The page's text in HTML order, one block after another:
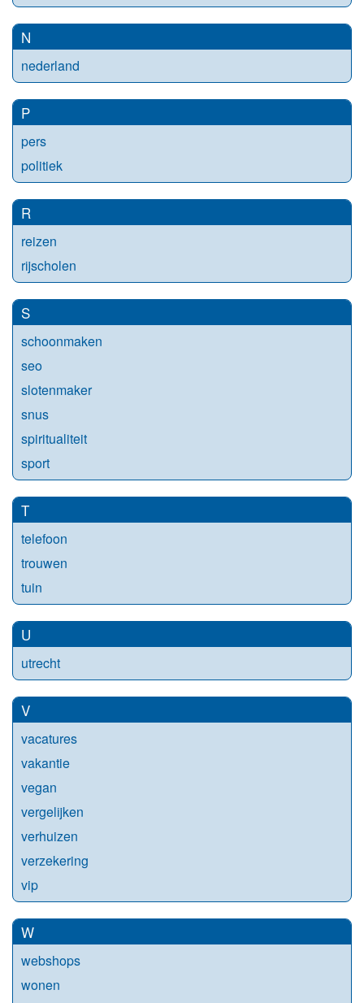
N
nederland
P
pers
politiek
R
reizen
rijscholen
S
schoonmaken
seo
slotenmaker
snus
spiritualiteit
sport
T
telefoon
trouwen
tuin
U
utrecht
V
vacatures
vakantie
vegan
vergelijken
verhuizen
verzekering
vip
W
webshops
wonen